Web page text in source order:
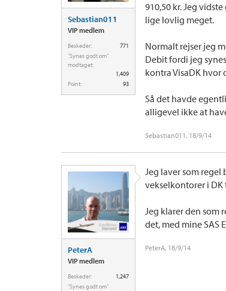
Sebastian011
VIP medlem
Beskeder:
771
"Synes godt om"
modtaget:
1,409
Point:
93
910,50 kr. Jeg
lige lovlig meget.
Normalt rejser jeg
Debit fordi jeg
kontra VisaDK hvor
Så det havde
alligevel ikke at
Sebastian011, 18/9/14
PeterA
VIP medlem
Beskeder:
1,247
"Synes godt om"
Jeg laver som regel
vekselkontorer i DK
Jeg klarer den som
det, med mine SAS
PeterA, 18/9/14